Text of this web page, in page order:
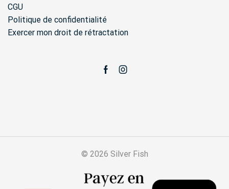
CGU
Politique de confidentialité
Exercer mon droit de rétractation
FacebookInstagram
© 2026 Silver Fish